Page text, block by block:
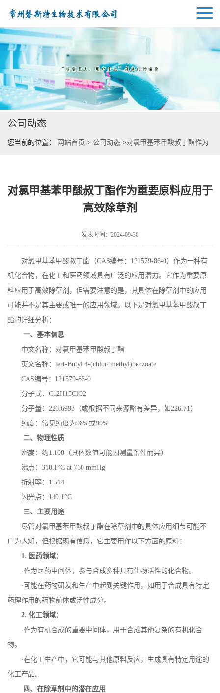
公司首页
公司介绍
公司动态
公司动态
您当前的位置： 网站首页 > 公司动态 >对氯甲基苯甲酸叔丁酯作为
对氯甲基苯甲酸叔丁酯作为重要原料应用于
高效除草剂
发表时间：2024-09-30
对氯甲基苯甲酸叔丁酯（CAS编号： 121579-86-0）作为一种有
机化合物，在化工和医药领域具有广泛的应用潜力。它作为重要原
料应用于高效除草剂，但需要注意的是，其具体在除草剂中的应用
可能并不是其主要或唯一的应用领域。以下是对氯甲基苯甲酸叔丁
酯的详细分析：
一、基本信息
中文名称：对氯甲基苯甲酸叔丁酯
英文名称： tert-Butyl 4-(chloromethyl)benzoate
CAS编号： 121579-86-0
分子式： C12H15ClO2
分子量： 226.6993 （或根据不同来源略有差异，如226.71）
纯度：常见纯度为98%或99%
二、物理性质
密度：约1.108 （具体数值可能因测量条件而异）
沸点： 310.1°C at 760 mmHg
折射率： 1.514
闪光点： 149.1°C
三、主要用途
尽管对氯甲基苯甲酸叔丁酯在除草剂中的具体应用细节可能不
广为人知，但根据现有信息，它主要用作以下方面的原料：
1. 医药领域：
·作为医药中间体，参与合成多种具有生物活性的化合物。
·可能在药物研发和生产中起到关键作用，如用于合成具有特定
药理作用的药物前体或活性成分。
2.化工领域：
·作为有机合成的重要中间体，用于合成其他复杂的有机化合
物。
·在化工生产中，它可能与其他原料反应，生成具有特定用途的
化工产品。
四、在除草剂中的潜在应用